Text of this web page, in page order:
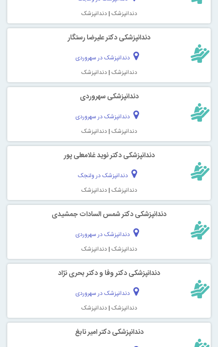
دندانپزشک |دندانپزشک
دندانپزشکی دکتر علیرضا رستگار
دندانپزشک در سهروردی
دندانپزشک |دندانپزشک
دندانپزشکی سهروردی
دندانپزشک در سهروردی
دندانپزشک |دندانپزشک
دندانپزشکی دکتر نوید غلامعلی پور
دندانپزشک در ولنجک
دندانپزشک |دندانپزشک
دندانپزشکی دکتر شمس السادات جمشیدی
دندانپزشک در سهروردی
دندانپزشک |دندانپزشک
دندانپزشکی دکتر وفا و دکتر بحری نژاد
دندانپزشک در سهروردی
دندانپزشک |دندانپزشک
دندانپزشکی دکتر امیر نابغ